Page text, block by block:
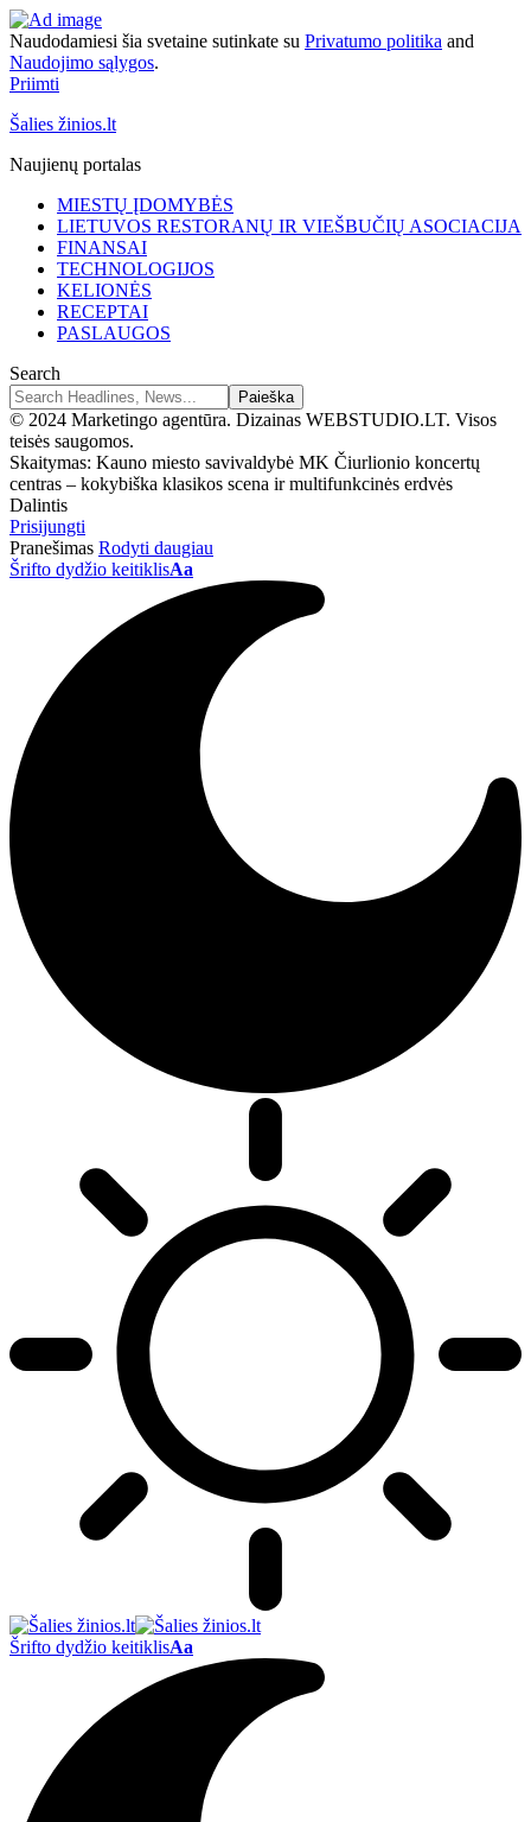
Naudodamiesi šia svetaine sutinkate su Privatumo politika and
Naudojimo sąlygos.
Priimti
Šalies žinios.lt
Naujienų portalas
MIESTŲ ĮDOMYBĖS
LIETUVOS RESTORANŲ IR VIEŠBUČIŲ ASOCIACIJA
FINANSAI
TECHNOLOGIJOS
KELIONĖS
RECEPTAI
PASLAUGOS
Search
© 2024 Marketingo agentūra. Dizainas WEBSTUDIO.LT. Visos
teisės saugomos.
Skaitymas: Kauno miesto savivaldybė MK Čiurlionio koncertų
centras – kokybiška klasikos scena ir multifunkcinės erdvės
Dalintis
Prisijungti
Pranešimas Rodyti daugiau
Šrifto dydžio keitiklisAa
Šrifto dydžio keitiklisAa